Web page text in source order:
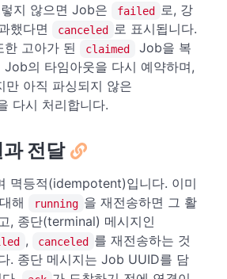
지 않으면 Job은
failed 로, 강
했다면
canceled 로 표시됩니다.
고아가 된
claimed
Job을 복
Job의 타임아웃을 다시 예약하며,
만 아직 파싱되지 않은
다시 처리합니다.
전달
멱등적(idempotent)입니다. 이미
해
running 을 재전송하면 그 활
, 종단(terminal) 메시지인
, canceled 를 재전송하는 것
. 종단 메시지는 Job UUID를 담